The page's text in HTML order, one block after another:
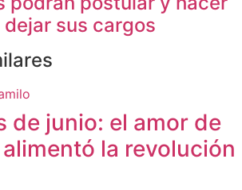
sus cargos
de junio: el amor de
la revolución